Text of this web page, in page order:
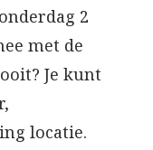
2
met de
Je kunt
locatie.